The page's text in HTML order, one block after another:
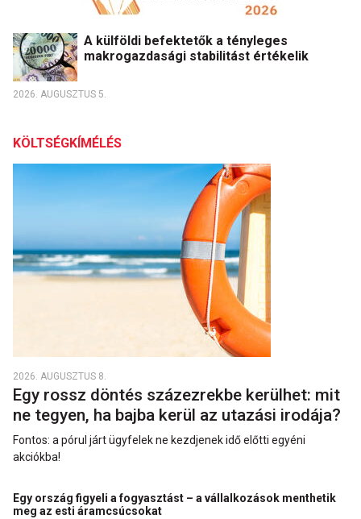
A külföldi befektetők a tényleges
makrogazdasági stabilitást értékelik
2026. AUGUSZTUS 5.
KÖLTSÉGKÍMÉLÉS
2026. AUGUSZTUS 8.
Egy rossz döntés százezrekbe kerülhet: mit
ne tegyen, ha bajba kerül az utazási irodája?
Fontos: a pórul járt ügyfelek ne kezdjenek idő előtti egyéni
akciókba!
Egy ország figyeli a fogyasztást – a vállalkozások menthetik
meg az esti áramcsúcsokat